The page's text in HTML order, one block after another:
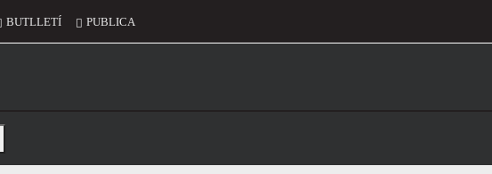
BUTLLETÍ PUBLICA
main menu